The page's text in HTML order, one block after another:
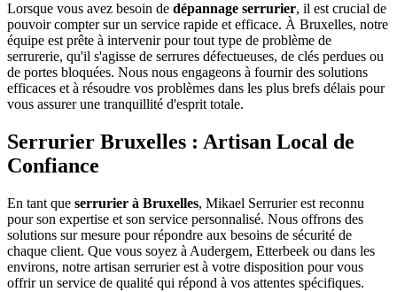
Lorsque vous avez besoin de dépannage serrurier, il est crucial de
pouvoir compter sur un service rapide et efficace. À Bruxelles, notre
équipe est prête à intervenir pour tout type de problème de
serrurerie, qu'il s'agisse de serrures défectueuses, de clés perdues ou
de portes bloquées. Nous nous engageons à fournir des solutions
efficaces et à résoudre vos problèmes dans les plus brefs délais pour
vous assurer une tranquillité d'esprit totale.
Serrurier Bruxelles : Artisan Local de
Confiance
En tant que serrurier à Bruxelles, Mikael Serrurier est reconnu
pour son expertise et son service personnalisé. Nous offrons des
solutions sur mesure pour répondre aux besoins de sécurité de
chaque client. Que vous soyez à Audergem, Etterbeek ou dans les
environs, notre artisan serrurier est à votre disposition pour vous
offrir un service de qualité qui répond à vos attentes spécifiques.